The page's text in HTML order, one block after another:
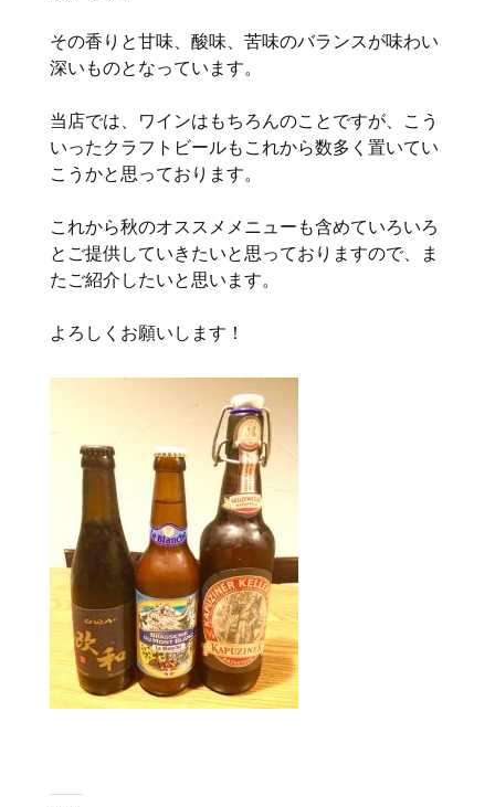
その香りと甘味、酸味、苦味のバランスが味わい
深いものとなっています。
当店では、ワインはもちろんのことですが、こう
いったクラフトビールもこれから数多く置いてい
こうかと思っております。
これから秋のオススメメニューも含めていろいろ
とご提供していきたいと思っておりますので、ま
たご紹介したいと思います。
よろしくお願いします！